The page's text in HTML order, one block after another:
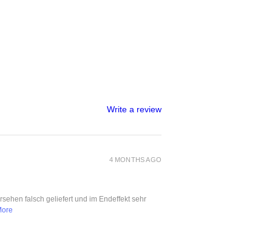
Write a review
4 MONTHS AGO
falsch geliefert und im Endeffekt sehr